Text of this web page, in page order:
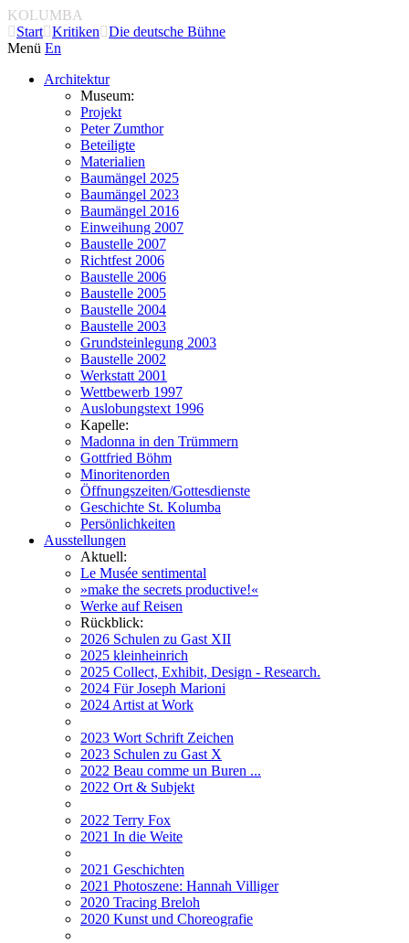
KOLUMBA
Start Kritiken
Die deutsche Bühne
Menü En
Architektur
Museum:
Projekt
Peter Zumthor
Beteiligte
Materialien
Baumängel 2025
Baumängel 2023
Baumängel 2016
Einweihung 2007
Baustelle 2007
Richtfest 2006
Baustelle 2006
Baustelle 2005
Baustelle 2004
Baustelle 2003
Grundsteinlegung 2003
Baustelle 2002
Werkstatt 2001
Wettbewerb 1997
Auslobungstext 1996
Kapelle:
Madonna in den Trümmern
Gottfried Böhm
Minoritenorden
Öffnungszeiten/Gottesdienste
Geschichte St. Kolumba
Persönlichkeiten
Ausstellungen
Aktuell:
Le Musée sentimental
»make the secrets productive!«
Werke auf Reisen
Rückblick:
2026 Schulen zu Gast XII
2025 kleinheinrich
2025 Collect, Exhibit, Design - Research.
2024 Für Joseph Marioni
2024 Artist at Work
2023 Wort Schrift Zeichen
2023 Schulen zu Gast X
2022 Beau comme un Buren ...
2022 Ort & Subjekt
2022 Terry Fox
2021 In die Weite
2021 Geschichten
2021 Photoszene: Hannah Villiger
2020 Tracing Breloh
2020 Kunst und Choreografie